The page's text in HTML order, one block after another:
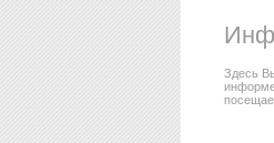
Здесь